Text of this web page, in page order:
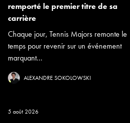
remporté le premier titre de sa
carrière
Chaque jour, Tennis Majors remonte le
temps pour revenir sur un événement
marquant...
ALEXANDRE SOKOLOWSKI
5 août 2026